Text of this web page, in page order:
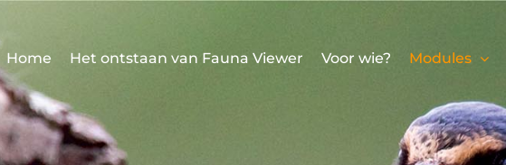
Home Het ontstaan van Fauna Viewer Voor wie? Modules